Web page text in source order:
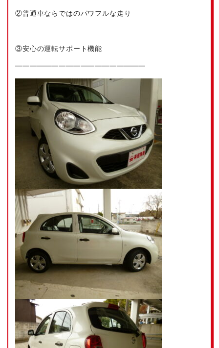
②普通車ならではのパワフルな走り
③安心の運転サポート機能
━━━━━━━━━━━━━━━━━━